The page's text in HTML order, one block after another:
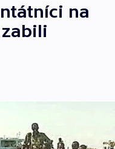
na